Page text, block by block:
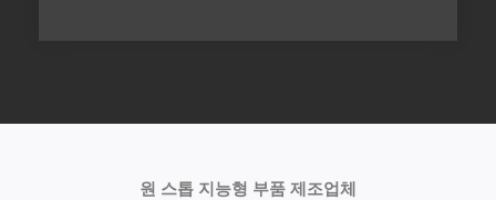
원 스톱 지능형 부품 제조업체